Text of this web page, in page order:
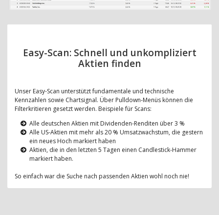
Easy-Scan: Schnell und unkompliziert
Aktien finden
Unser Easy-Scan unterstützt fundamentale und technische
Kennzahlen sowie Chartsignal. Über Pulldown-Menüs können die
Filterkritieren gesetzt werden. Beispiele für Scans:
Alle deutschen Aktien mit Dividenden-Renditen über 3 %
Alle US-Aktien mit mehr als 20 % Umsatzwachstum, die gestern
ein neues Hoch markiert haben
Aktien, die in den letzten 5 Tagen einen Candlestick-Hammer
markiert haben.
So einfach war die Suche nach passenden Aktien wohl noch nie!